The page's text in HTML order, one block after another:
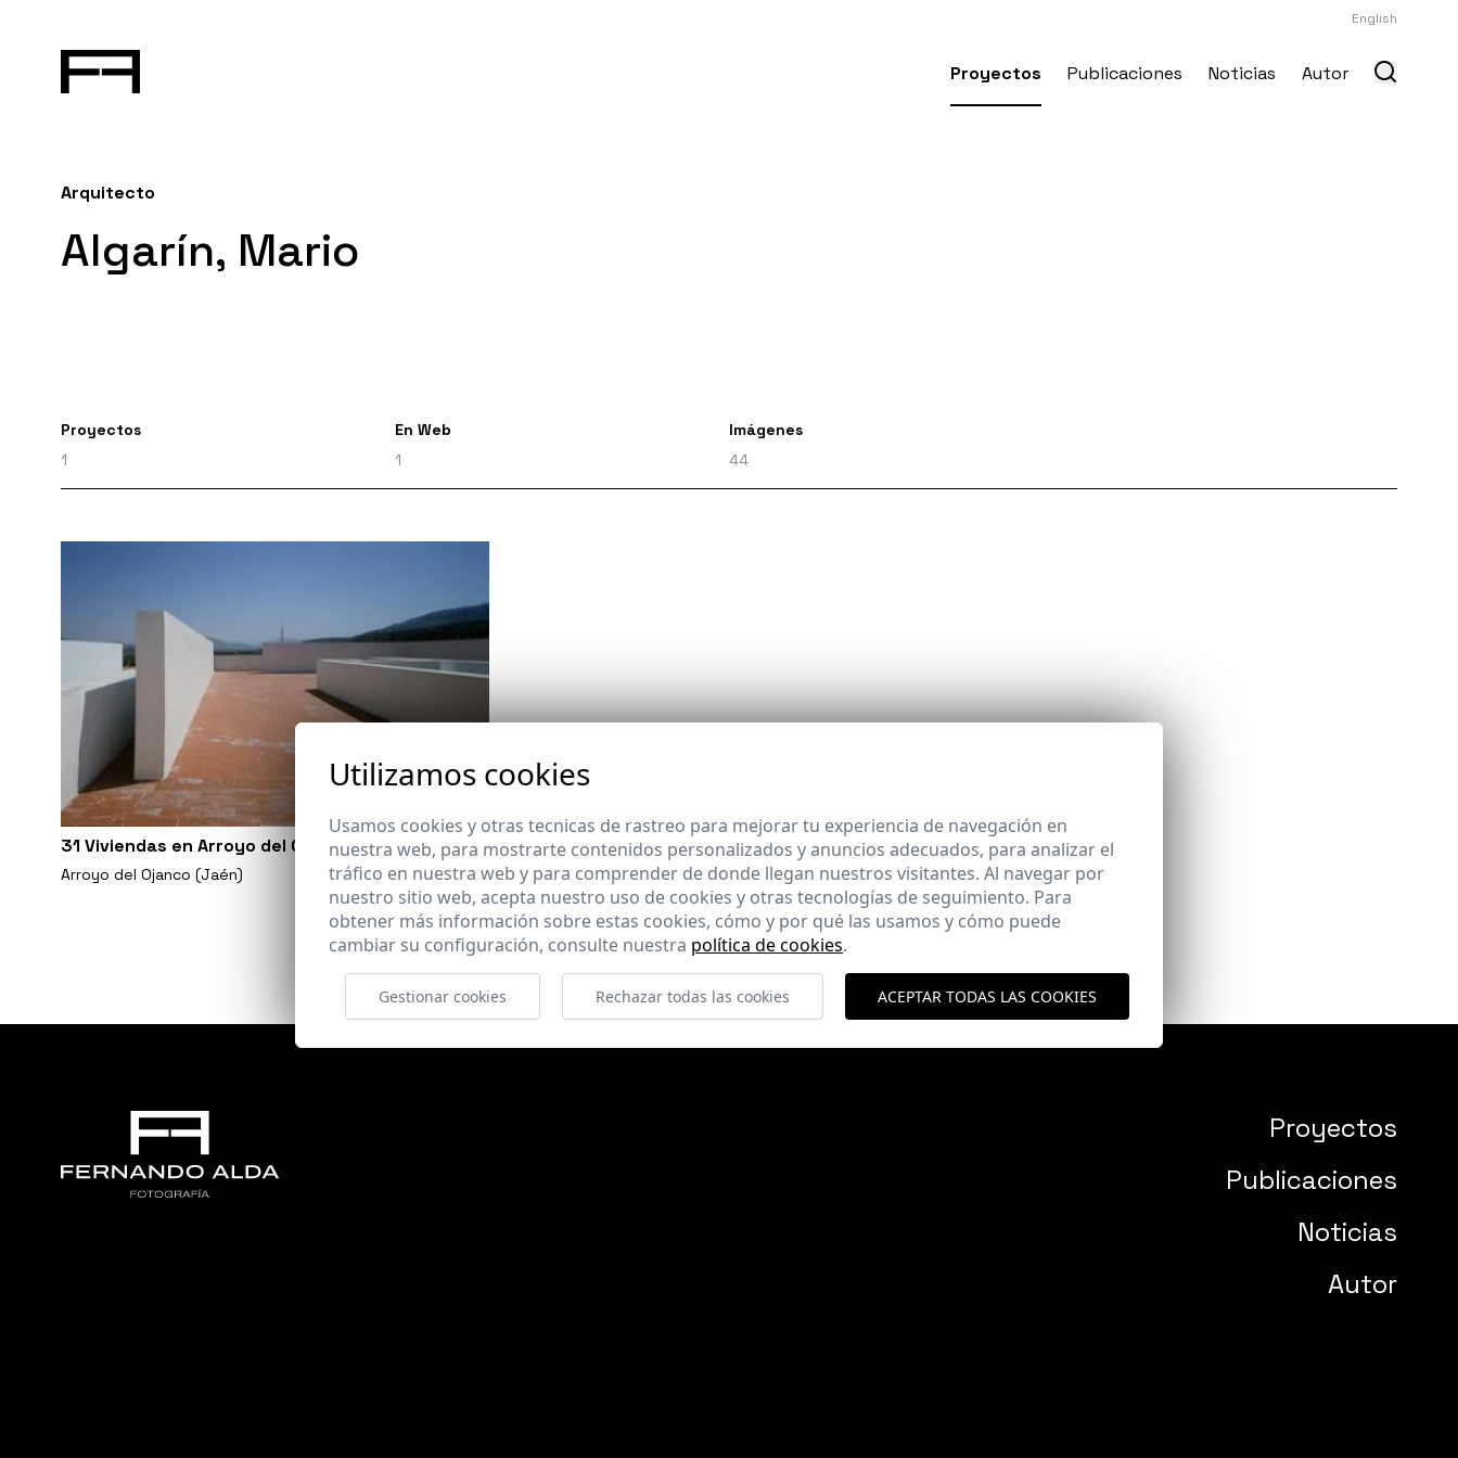
English
Proyectos Publicaciones Noticias Autor
Arquitecto
Algarín, Mario
Proyectos
1
En Web
1
Imágenes
44
31 Viviendas en Arroyo del Ojanco
Arroyo del Ojanco (Jaén)
Proyectos
Publicaciones
Noticias
Autor
Utilizamos cookies
Usamos cookies y otras tecnicas de rastreo para mejorar tu experiencia de navegación en
nuestra web, para mostrarte contenidos personalizados y anuncios adecuados, para analizar el
tráfico en nuestra web y para comprender de donde llegan nuestros visitantes. Al navegar por
nuestro sitio web, acepta nuestro uso de cookies y otras tecnologías de seguimiento. Para
obtener más información sobre estas cookies, cómo y por qué las usamos y cómo puede
cambiar su configuración, consulte nuestra política de cookies.
Gestionar cookies Rechazar todas las cookies ACEPTAR TODAS LAS COOKIES